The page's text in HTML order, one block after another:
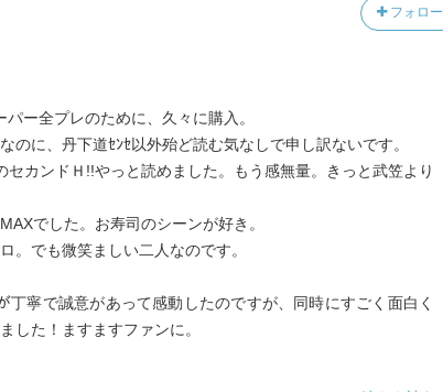
フォロー
ー全プレのために、久々に購入。
に、丹下道ｾﾝｾ以外殆ど読む気なしで申し訳ないです。
セカンドＨ!!やっと読めました。もう感無量。きっと武笠より
でした。お寿司のシーンが好き。
。でも微笑ましい二人なのです。
丁寧で誠意があって感動したのですが、同時にすごく面白く
した！ますますファンに。